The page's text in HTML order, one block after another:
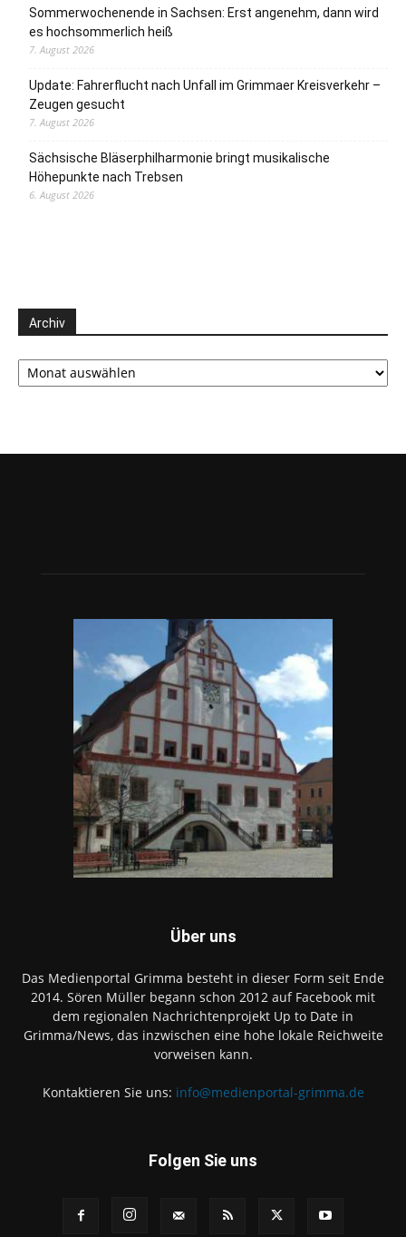
Sommerwochenende in Sachsen: Erst angenehm, dann wird
es hochsommerlich heiß
7. August 2026
Update: Fahrerflucht nach Unfall im Grimmaer Kreisverkehr –
Zeugen gesucht
7. August 2026
Sächsische Bläserphilharmonie bringt musikalische
Höhepunkte nach Trebsen
6. August 2026
Archiv
Archiv
Über uns
Das Medienportal Grimma besteht in dieser Form seit Ende
2014. Sören Müller begann schon 2012 auf Facebook mit
dem regionalen Nachrichtenprojekt Up to Date in
Grimma/News, das inzwischen eine hohe lokale Reichweite
vorweisen kann.
Kontaktieren Sie uns: info@medienportal-grimma.de
Folgen Sie uns